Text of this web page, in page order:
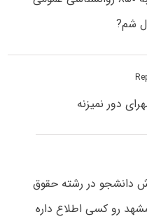
شم?
دور نمیزنه
دانشجو در رشته حقوق
رو کسی اطلاع داره